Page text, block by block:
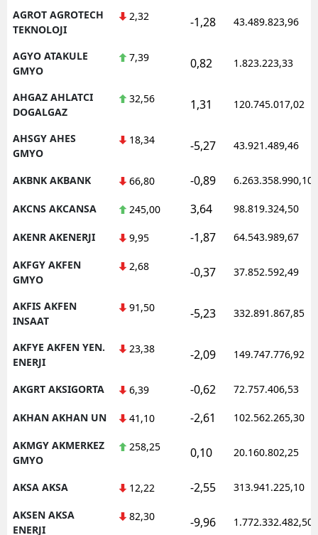
AGROT AGROTECH
TEKNOLOJI
2,32 -1,28 43.489.823,96
AGYO ATAKULE
GMYO
7,39 0,82 1.823.223,33
AHGAZ AHLATCI
DOGALGAZ
32,56 1,31 120.745.017,02
AHSGY AHES
GMYO
18,34 -5,27 43.921.489,46
AKBNK AKBANK 66,80 -0,89 6.263.358.990,10
AKCNS AKCANSA 245,00 3,64 98.819.324,50
AKENR AKENERJI 9,95 -1,87 64.543.989,67
AKFGY AKFEN
GMYO
2,68 -0,37 37.852.592,49
AKFIS AKFEN
INSAAT
91,50 -5,23 332.891.867,85
AKFYE AKFEN YEN.
ENERJI
23,38 -2,09 149.747.776,92
AKGRT AKSIGORTA 6,39 -0,62 72.757.406,53
AKHAN AKHAN UN 41,10 -2,61 102.562.265,30
AKMGY AKMERKEZ
GMYO
258,25 0,10 20.160.802,25
AKSA AKSA 12,22 -2,55 313.941.225,10
AKSEN AKSA
ENERJI
82,30 -9,96 1.772.332.482,50